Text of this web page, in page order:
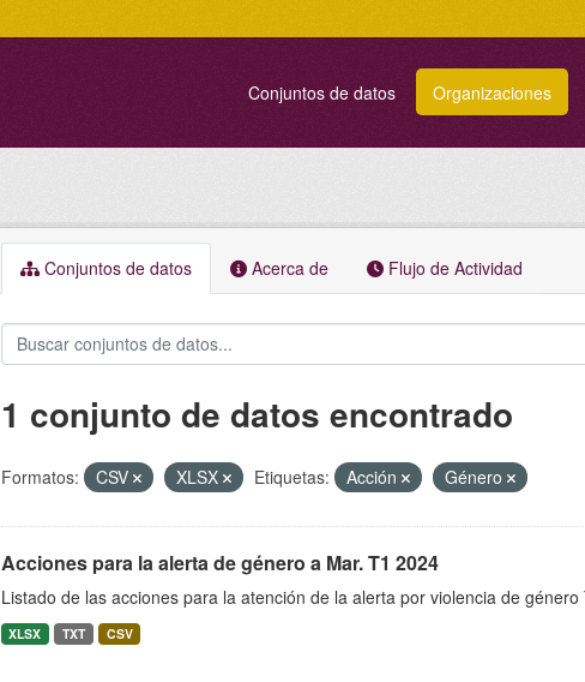
Conjuntos de datos Organizaciones
Conjuntos de datos Acerca de Flujo de Actividad
1 conjunto de datos encontrado
Formatos: CSV XLSX Etiquetas: Acción Género
Acciones para la alerta de género a Mar. T1 2024
Listado de las acciones para la atención de la alerta por violencia de género
XLSX TXT CSV